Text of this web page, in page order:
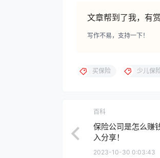
文章帮到了我，有赏
写作不易，支持一下！
买保险 少儿保
百科
保险公司是怎么赚
入分享！
2023-10-30 0:03:43